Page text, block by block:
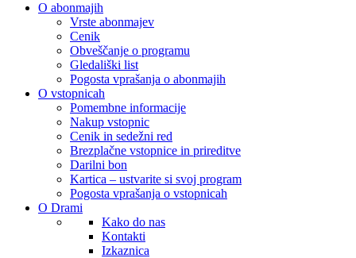
O abonmajih
Vrste abonmajev
Cenik
Obveščanje o programu
Gledališki list
Pogosta vprašanja o abonmajih
O vstopnicah
Pomembne informacije
Nakup vstopnic
Cenik in sedežni red
Brezplačne vstopnice in prireditve
Darilni bon
Kartica – ustvarite si svoj program
Pogosta vprašanja o vstopnicah
O Drami
Kako do nas
Kontakti
Izkaznica